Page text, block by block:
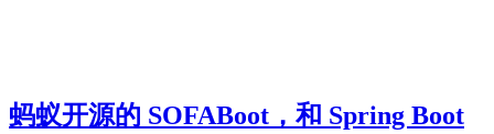
蚂蚁开源的 SOFABoot，和 Spring Boot